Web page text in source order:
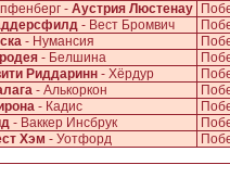
- Аустрия Люстенау
- Вест Бромвич
- Нумансия
- Белшина
Риддаринн - Хёрдур
- Алькоркон
- Кадис
- Ваккер Инсбрук
Хэм - Уотфорд